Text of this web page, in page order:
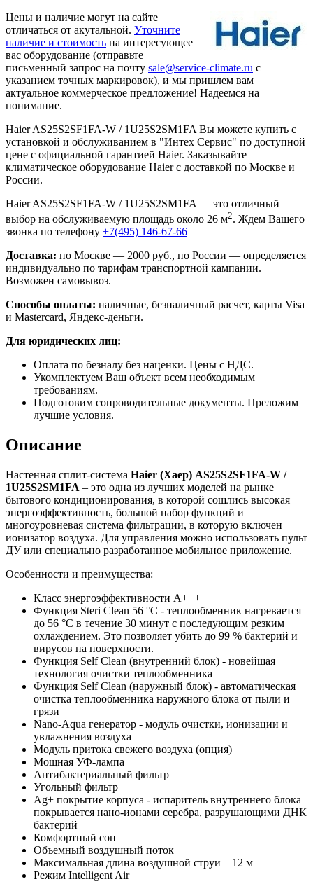
Цены и наличие могут на сайте
отличаться от акутальной. Уточните
наличие и стоимость на интересующее
вас оборудование (отправьте
письменный запрос на почту sale@service-climate.ru с
указанием точных маркировок), и мы пришлем вам
актуальное коммерческое предложение! Надеемся на
понимание.
Haier AS25S2SF1FA-W / 1U25S2SM1FA Вы можете купить с
установкой и обслуживанием в "Интех Сервис" по доступной
цене с официальной гарантией Haier. Заказывайте
климатическое оборудование Haier с доставкой по Москве и
России.
Haier AS25S2SF1FA-W / 1U25S2SM1FA — это отличный
выбор на обслуживаемую площадь около 26 м2. Ждем Вашего
звонка по телефону +7(495) 146-67-66
Доставка: по Москве — 2000 руб., по России — определяется
индивидуально по тарифам транспортной кампании.
Возможен самовывоз.
Способы оплаты: наличные, безналичный расчет, карты Visa
и Mastercard, Яндекс-деньги.
Для юридических лиц:
Оплата по безналу без наценки. Цены с НДС.
Укомплектуем Ваш объект всем необходимым
требованиям.
Подготовим сопроводительные документы. Преложим
лучшие условия.
Описание
Настенная сплит-система Haier (Хаер) AS25S2SF1FA-W /
1U25S2SM1FA – это одна из лучших моделей на рынке
бытового кондиционирования, в которой сошлись высокая
энергоэффективность, большой набор функций и
многоуровневая система фильтрации, в которую включен
ионизатор воздуха. Для управления можно использовать пульт
ДУ или специально разработанное мобильное приложение.
Особенности и преимущества:
Класс энергоэффективности A+++
Функция Steri Clean 56 °C - теплообменник нагревается
до 56 °C в течение 30 минут с последующим резким
охлаждением. Это позволяет убить до 99 % бактерий и
вирусов на поверхности.
Функция Self Clean (внутренний блок) - новейшая
технология очистки теплообменника
Функция Self Clean (наружный блок) - автоматическая
очистка теплообменника наружного блока от пыли и
грязи
Nano-Aqua генератор - модуль очистки, ионизации и
увлажнения воздуха
Модуль притока свежего воздуха (опция)
Мощная УФ-лампа
Антибактериальный фильтр
Угольный фильтр
Ag+ покрытие корпуса - испаритель внутреннего блока
покрывается нано-ионами серебра, разрушающими ДНК
бактерий
Комфортный сон
Объемный воздушный поток
Максимальная длина воздушной струи – 12 м
Режим Intelligent Air